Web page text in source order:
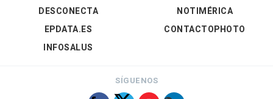
DESCONECTA
EPDATA.ES
INFOSALUS
NOTIMÉRICA
CONTACTOPHOTO
SÍGUENOS